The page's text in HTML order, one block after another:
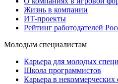
Жизнь в компании
ИТ-проекты
Рейтинг работодателей
Молодым специалистам
Карьера для молодых
Школа программистов
Карьера в некоммерческих